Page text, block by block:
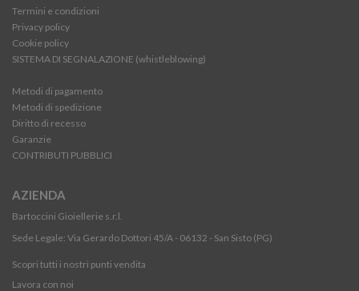
Termini e condizioni
Privacy policy
Cookie policy
SISTEMA DI SEGNALAZIONE (whistleblowing)
Metodi di pagamento
Metodi di spedizione
Diritto di recesso
Garanzie
CONTRIBUTI PUBBLICI
AZIENDA
Bartoccini Gioiellerie s.r.l.
Sede Legale: Via Gerardo Dottori 45/A - 06132 - San Sisto (PG)
Scopri tutti i nostri punti vendita
Lavora con noi